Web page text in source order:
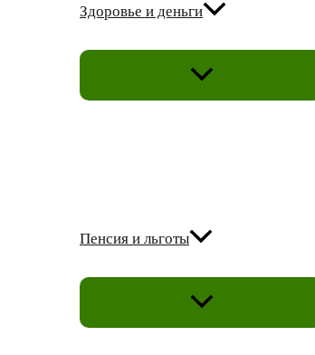
Здоровье и деньги
ПЕРЕКЛЮЧАТЕЛЬ
Пенсия и льготы
ПЕРЕКЛЮЧАТЕЛЬ